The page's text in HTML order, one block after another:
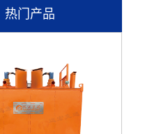
热门产品